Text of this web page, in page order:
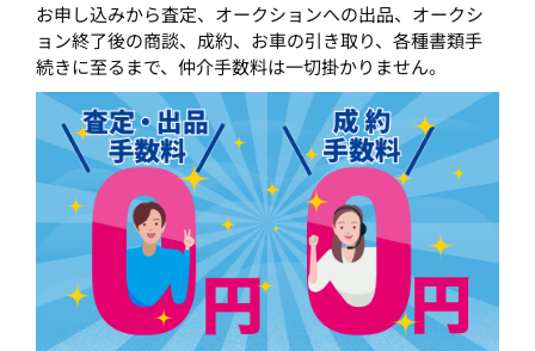
お申し込みから査定、オークションへの出品、オークシ
ョン終了後の商談、成約、お車の引き取り、各種書類手
続きに至るまで、仲介手数料は一切掛かりません。